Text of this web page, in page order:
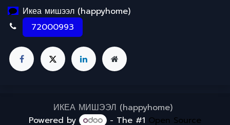
Икеа мишээл (happyhome)
72000993
ИКЕА МИШЭЭЛ (happyhome)
Powered by
- The #1 Open Source